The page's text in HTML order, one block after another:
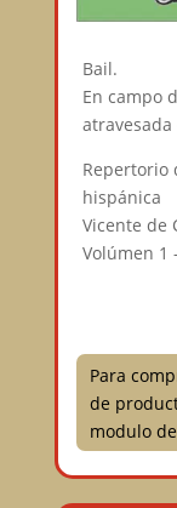
Bail.
En campo
Repertorio
hispánica
Vicente de
Volúmen 1
Para
de
modulo